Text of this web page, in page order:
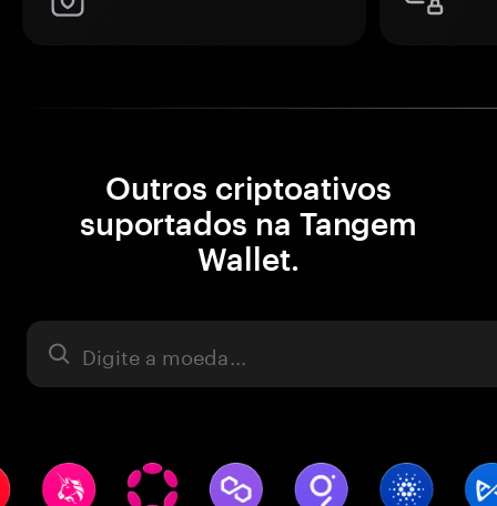
Outros criptoativos
suportados na Tangem
Wallet.
Ativo